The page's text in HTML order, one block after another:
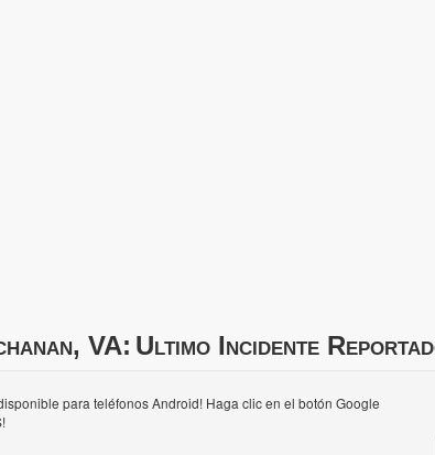
VA: Ultimo Incidente
para teléfonos Android! Haga clic en el botón Google